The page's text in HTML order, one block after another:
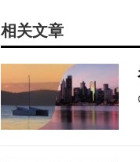
相关文章